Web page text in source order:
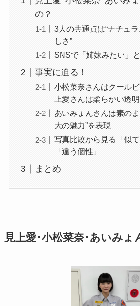
の？
3人の共通点は“ナチュ
しさ”
SNSで「姉妹みたい」
事実に迫る！
小松菜奈さんはクール
上愛さんは柔らかい透
あいみょんさんは素の
大の魅力”を表現
写真比較から見る「似
「違う個性」
まとめ
見上愛･小松菜奈･あいみょ